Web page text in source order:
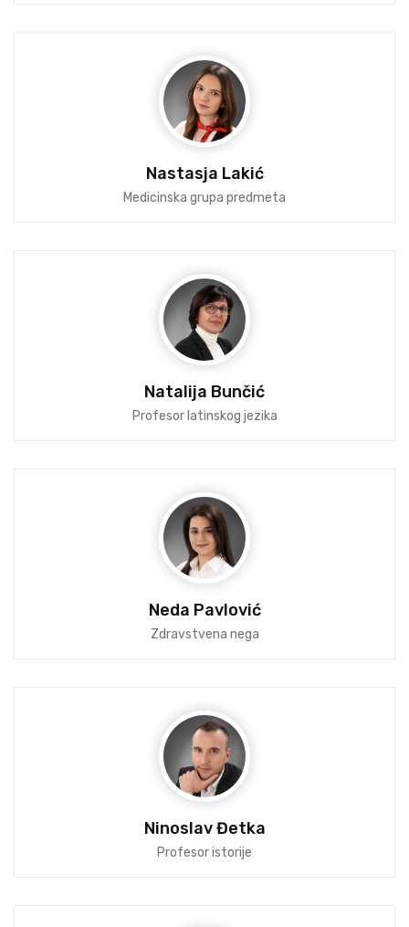
Nastasja Lakić
Medicinska grupa predmeta
Natalija Bunčić
Profesor latinskog jezika
Neda Pavlović
Zdravstvena nega
Ninoslav Đetka
Profesor istorije